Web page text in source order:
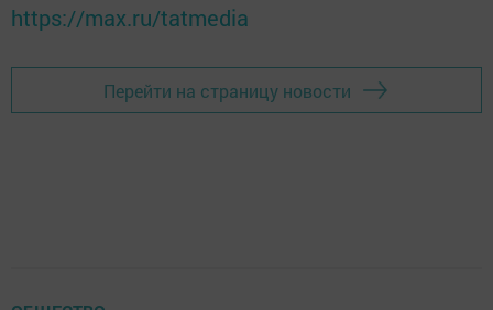
https://max.ru/tatmedia
Перейти на страницу новости